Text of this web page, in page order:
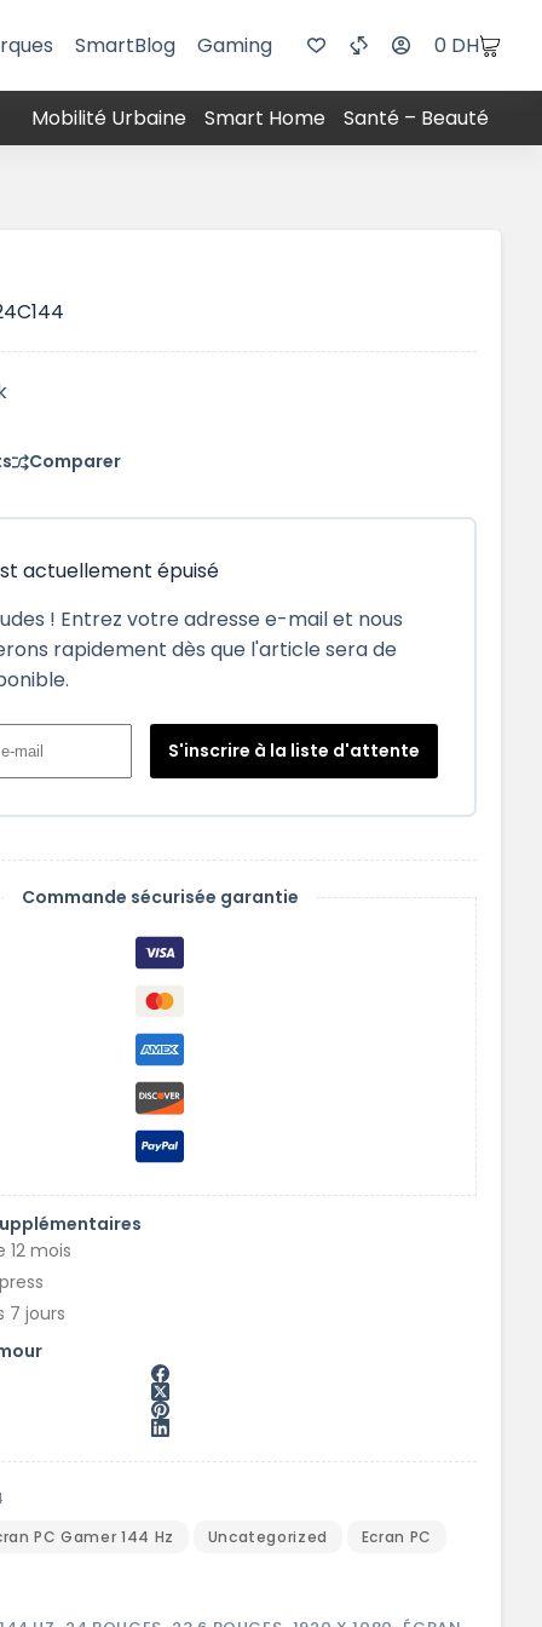
SmartBlog Gaming 0 DH
Mobilité Urbaine Smart Home Santé – Beauté
Comparer
actuellement épuisé
! Entrez votre adresse e-mail et nous
rapidement dès que l'article sera de
S'inscrire à la liste d'attente
Commande sécurisée garantie
12 mois
7 jours
PC Gamer 144 Hz Uncategorized
Ecran PC